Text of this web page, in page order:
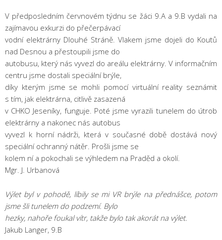
V předposledním červnovém týdnu se žáci 9.A a 9.B vydali na
zajímavou exkurzi do přečerpávací
vodní elektrárny Dlouhé Stráně. Vlakem jsme dojeli do Koutů
nad Desnou a přestoupili jsme do
autobusu, který nás vyvezl do areálu elektrárny. V informačním
centru jsme dostali speciální brýle,
díky kterým jsme se mohli pomocí virtuální reality seznámit
s tím, jak elektrárna, citlivě zasazená
v CHKO Jeseníky, funguje. Poté jsme vyrazili tunelem do útrob
elektrárny a nakonec nás autobus
vyvezl k horní nádrži, která v současné době dostává nový
speciální ochranný nátěr. Prošli jsme se
kolem ní a pokochali se výhledem na Praděd a okolí.
Mgr. J. Urbanová
Výlet byl v pohodě, líbily se mi VR brýle na přednášce, potom
jsme šli tunelem do podzemí. Bylo
hezky, nahoře foukal vítr, takže bylo tak akorát na výlet.
Jakub Langer, 9.B